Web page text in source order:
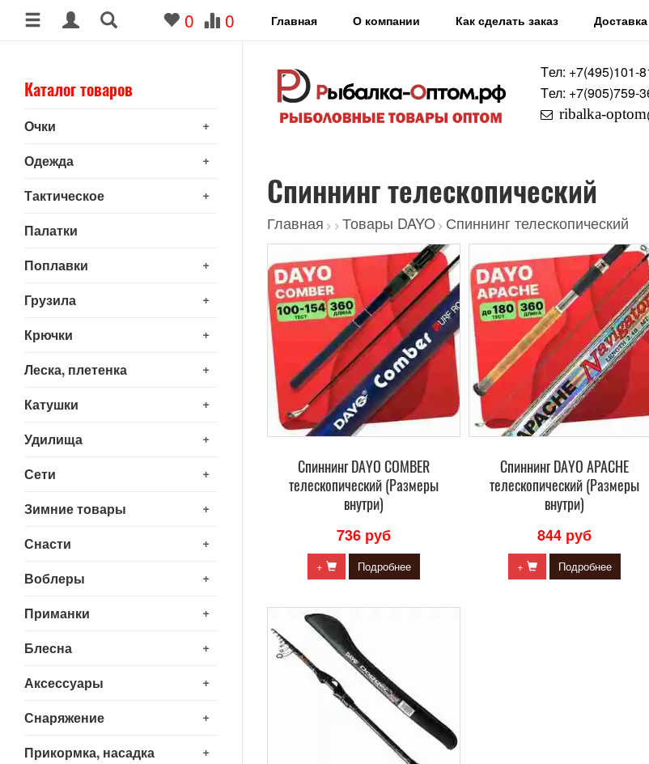
0 0 Главная О компании Как сделать заказ Доставка
Каталог товаров
+
Очки
+
Одежда
+
Тактическое
Палатки
+
Поплавки
+
Грузила
+
Крючки
+
Леска, плетенка
+
Катушки
+
Удилища
+
Сети
+
Зимние товары
+
Снасти
+
Воблеры
+
Приманки
+
Блесна
+
Аксессуары
+
Снаряжение
+
Прикормка, насадка
Tел: +7(495)101-
Tел: +7(905)759-
ribalka-
Спиннинг телескопический
Главная > > Товары DAYO > Спиннинг телескопический
Cпиннинг DAYO COMBER
телескопический (Размеры
внутри)
736 руб
+ Подробнее
Cпиннинг DAYO APACHE
телескопический (Размеры
внутри)
844 руб
+ Подробнее